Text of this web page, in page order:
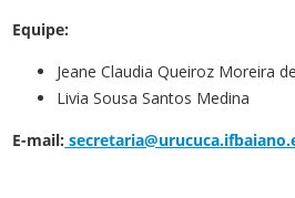
Equipe:
Jeane Claudia Queiroz Moreira
Livia Sousa Santos Medina
E-mail: